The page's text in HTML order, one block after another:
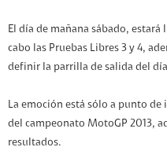
El día de mañana sábado,
cabo las Pruebas Libres 3 y 4,
definir la parrilla de salida del
La emoción está sólo a punto de
del campeonato MotoGP 2013,
resultados.